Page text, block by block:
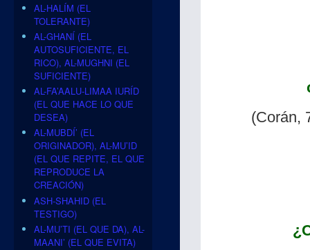
(Corán,
AL-HALÍM (EL
TOLERANTE)
AL-GHANÍ (EL
AUTOSUFICIENTE, EL
RICO), AL-MUGHNI (EL
SUFICIENTE)
AL-FA’AALU-LIMAA IURÍD
(EL QUE HACE LO QUE
DESEA)
AL-MUBDÍ’ (EL
ORIGINADOR), AL-MU’ID
(EL QUE REPITE, EL QUE
REPRODUCE LA
CREACIÓN)
ASH-SHAHID (EL
TESTIGO)
AL-MU’TI (EL QUE DA), AL-
MAANI’ (EL QUE EVITA)